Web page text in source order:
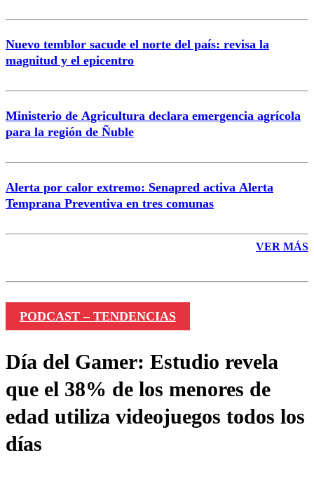
Nuevo temblor sacude el norte del país: revisa la
magnitud y el epicentro
Ministerio de Agricultura declara emergencia agrícola
para la región de Ñuble
Alerta por calor extremo: Senapred activa Alerta
Temprana Preventiva en tres comunas
VER MÁS
PODCAST – TENDENCIAS
Día del Gamer: Estudio revela
que el 38% de los menores de
edad utiliza videojuegos todos los
días